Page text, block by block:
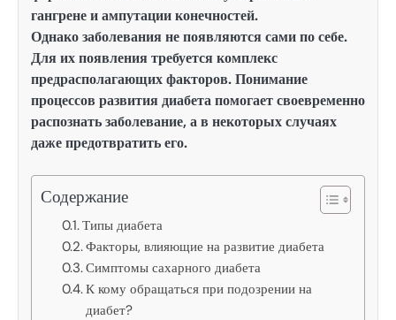
гангрене и ампутации конечностей.
Однако заболевания не появляются сами по себе.
Для их появления требуется комплекс
предрасполагающих факторов. Понимание
процессов развития диабета помогает своевременно
распознать заболевание, а в некоторых случаях
даже предотвратить его.
Содержание
Типы диабета
Факторы, влияющие на развитие диабета
Симптомы сахарного диабета
К кому обращаться при подозрении на
диабет?